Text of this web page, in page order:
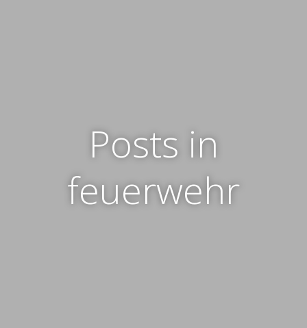
Posts in
feuerwehr